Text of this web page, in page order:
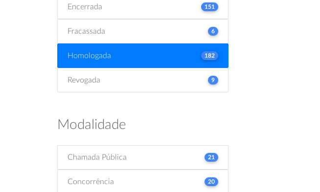
Encerrada 151
Fracassada 6
Homologada 182
Revogada 9
Modalidade
Chamada Pública 21
Concorrência 20